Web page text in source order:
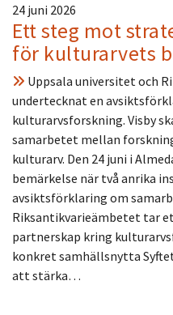
24 juni 2026
Ett steg mot
för kulturarvets
Uppsala universitet och
undertecknat en
kulturarvsforskning. Visby
samarbetet mellan
kulturarv. Den 24 juni i
bemärkelse när två anrika
avsiktsförklaring om
Riksantikvarieämbetet tar
partnerskap kring
konkret samhällsnytta
att stärka…